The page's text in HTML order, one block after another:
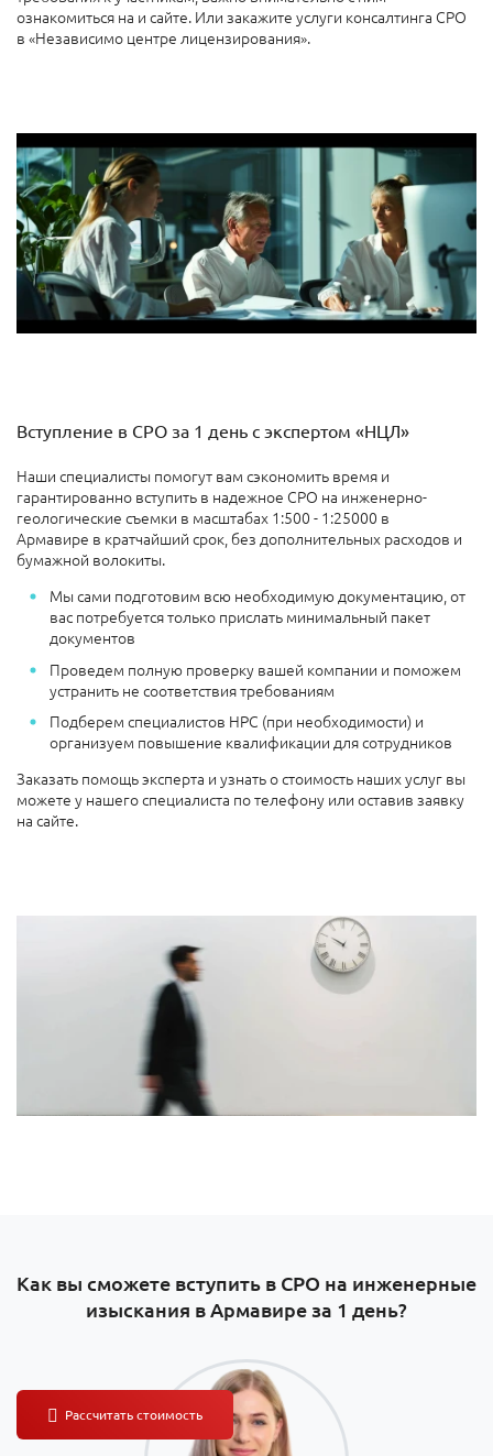
ознакомиться на и сайте. Или закажите услуги консалтинга СРО
в «Независимо центре лицензирования».
Вступление в СРО за 1 день с экспертом «НЦЛ»
Наши специалисты помогут вам сэкономить время и
гарантированно вступить в надежное СРО на инженерно-
геологические съемки в масштабах 1:500 - 1:25000 в
Армавире в кратчайший срок, без дополнительных расходов и
бумажной волокиты.
Мы сами подготовим всю необходимую документацию, от
вас потребуется только прислать минимальный пакет
документов
Проведем полную проверку вашей компании и поможем
устранить не соответствия требованиям
Подберем специалистов НРС (при необходимости) и
организуем повышение квалификации для сотрудников
Заказать помощь эксперта и узнать о стоимость наших услуг вы
можете у нашего специалиста по телефону или оставив заявку
на сайте.
Как вы сможете вступить в СРО на инженерные
изыскания в Армавире за 1 день?